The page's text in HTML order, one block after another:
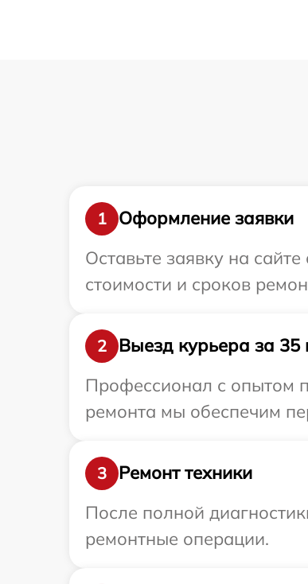
1
Оформление заявки
Оставьте заявку на
стоимости и сроков
2
Выезд курьера за 35
Профессионал с опытом
ремонта мы обеспечим
3
Ремонт техники
После полной
ремонтные операции.